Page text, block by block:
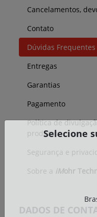
Cancelamentos,
Contato
Dúvidas Frequentes
Entregas
Garantias
Pagamento
Política de
produtos
Segurança e
Sobre a iMohr
DADOS DE
Selecione